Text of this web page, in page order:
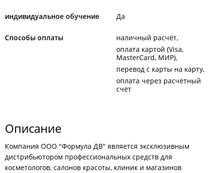
индивидуальное обучение Да
Способы оплаты
наличный расчёт
оплата картой (Visa,
MasterCard, МИР)
перевод с карты на карту
оплата через расчётный
счёт
Описание
Компания ООО "Формула ДВ" является эксклюзивным
дистрибьютором профессиональных средств для
косметологов, салонов красоты, клиник и магазинов